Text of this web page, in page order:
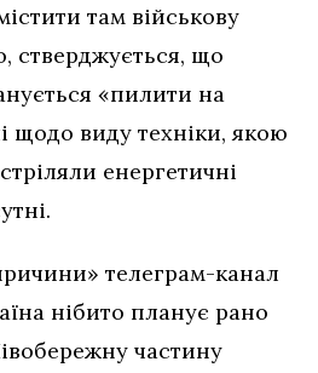
там військову
стверджується, що
«пилити на
щодо виду техніки, якою
енергетичні
телеграм-канал
нібито планує рано
частину